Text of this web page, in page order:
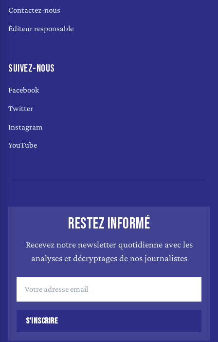
Contactez-nous
Éditeur responsable
SUIVEZ-NOUS
Facebook
Twitter
Instagram
YouTube
RESTEZ INFORMÉ
Recevez notre newsletter quotidienne avec les
analyses et décryptages de nos journalistes
S'INSCRIRE